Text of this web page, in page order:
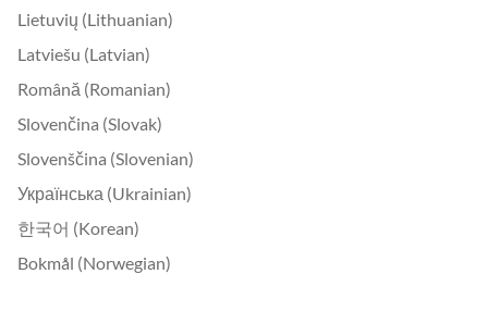
Lietuvių (Lithuanian)
Latviešu (Latvian)
Română (Romanian)
Slovenčina (Slovak)
Slovenščina (Slovenian)
Українська (Ukrainian)
한국어 (Korean)
Bokmål (Norwegian)